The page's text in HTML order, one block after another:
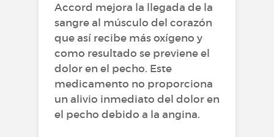
Accord mejora la llegada de la
sangre al músculo del corazón
que así recibe más oxígeno y
como resultado se previene el
dolor en el pecho. Este
medicamento no proporciona
un alivio inmediato del dolor en
el pecho debido a la angina.